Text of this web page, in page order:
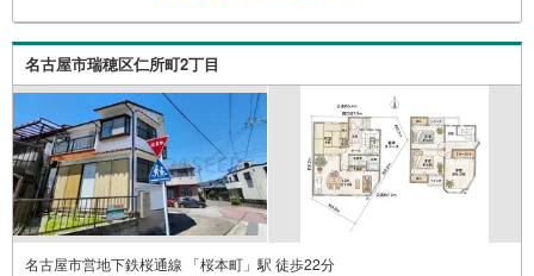
名古屋市瑞穂区仁所町2丁目
名古屋市営地下鉄桜通線 「桜本町」駅 徒歩22分